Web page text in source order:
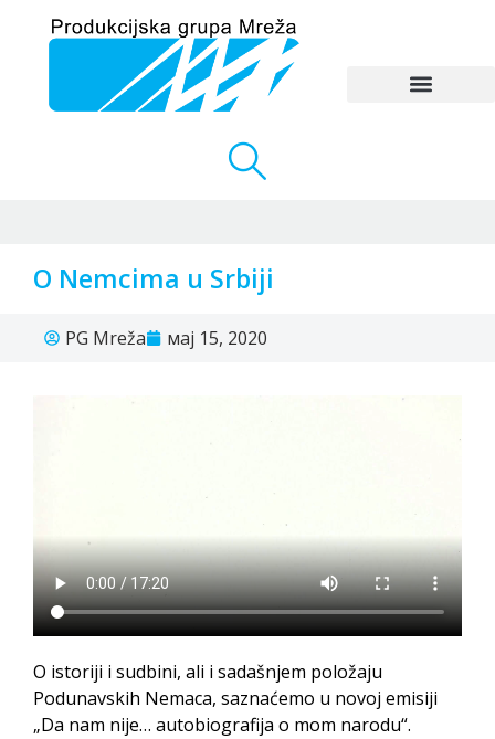
O Nemcima u Srbiji
PG Mreža мај 15, 2020
O istoriji i sudbini, ali i sadašnjem položaju
Podunavskih Nemaca, saznaćemo u novoj emisiji
„Da nam nije… autobiografija o mom narodu“.